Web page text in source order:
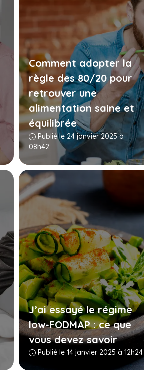
Comment adopter la
règle des 80/20 pour
retrouver une
alimentation saine et
équilibrée
Publié le 24 janvier 2025 à
08h42
J’ai essayé le régime
low-FODMAP : ce que
vous devez savoir
Publié le 14 janvier 2025 à 12h24